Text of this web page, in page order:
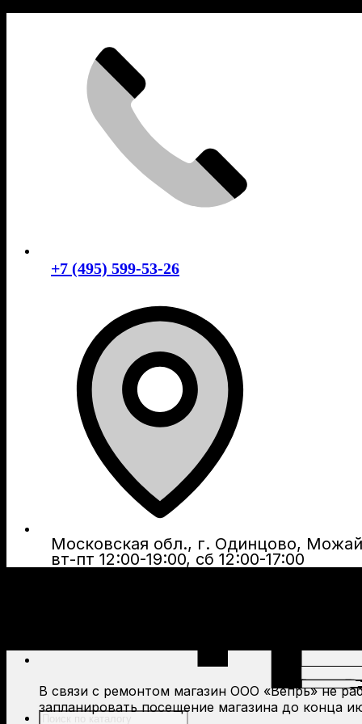
+7 (495) 599-53-26
Московская обл., г. Одинцово,
вт-пт 12:00-19:00, сб 12:00-17:00
Поиск
В связи с ремонтом магазин ООО «Вепрь» не
запланировать посещение магазина до конца